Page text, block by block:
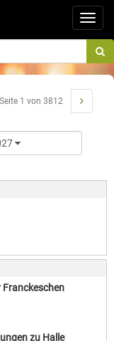
Seite 1 von 3812
Franckeschen
zu Halle